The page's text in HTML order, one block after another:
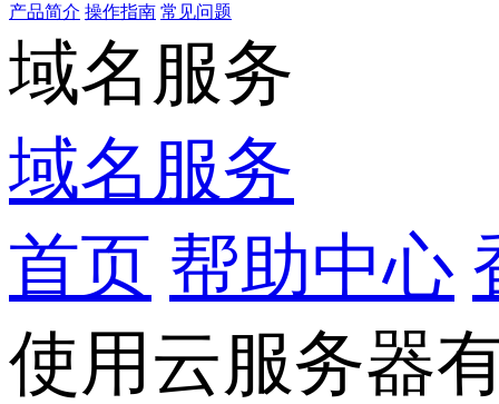
产品简介 操作指南 常见问题
域名服务
域名服务
首页 帮助中心
使用云服务器